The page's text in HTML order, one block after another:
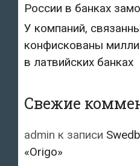
России в банках
У компаний,
конфискованы
в латвийских банках
Свежие
admin к записи
«Origo»